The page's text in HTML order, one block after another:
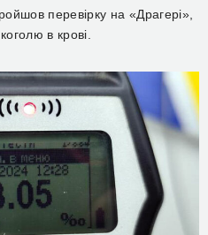
перевірку на «Драгері»,
в крові.